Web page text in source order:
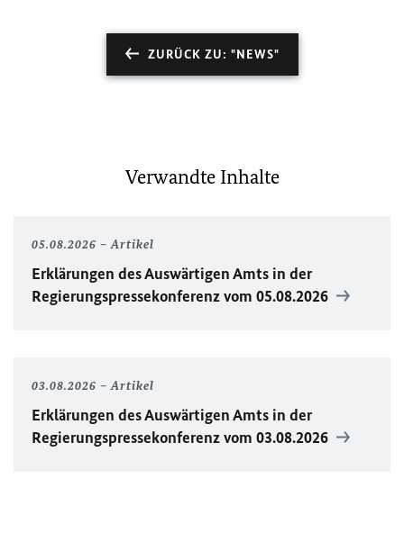
ZURÜCK ZU: "NEWS"
Verwandte Inhalte
05.08.2026 Artikel
Erklärungen des Auswärtigen Amts in der
Regierungspressekonferenz vom 05.08.2026
03.08.2026 Artikel
Erklärungen des Auswärtigen Amts in der
Regierungspressekonferenz vom 03.08.2026